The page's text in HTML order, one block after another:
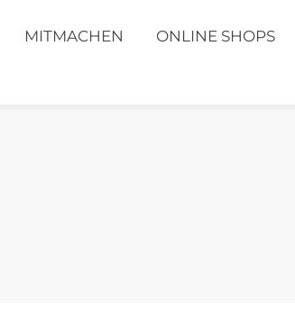
MITMACHEN ONLINE SHOPS